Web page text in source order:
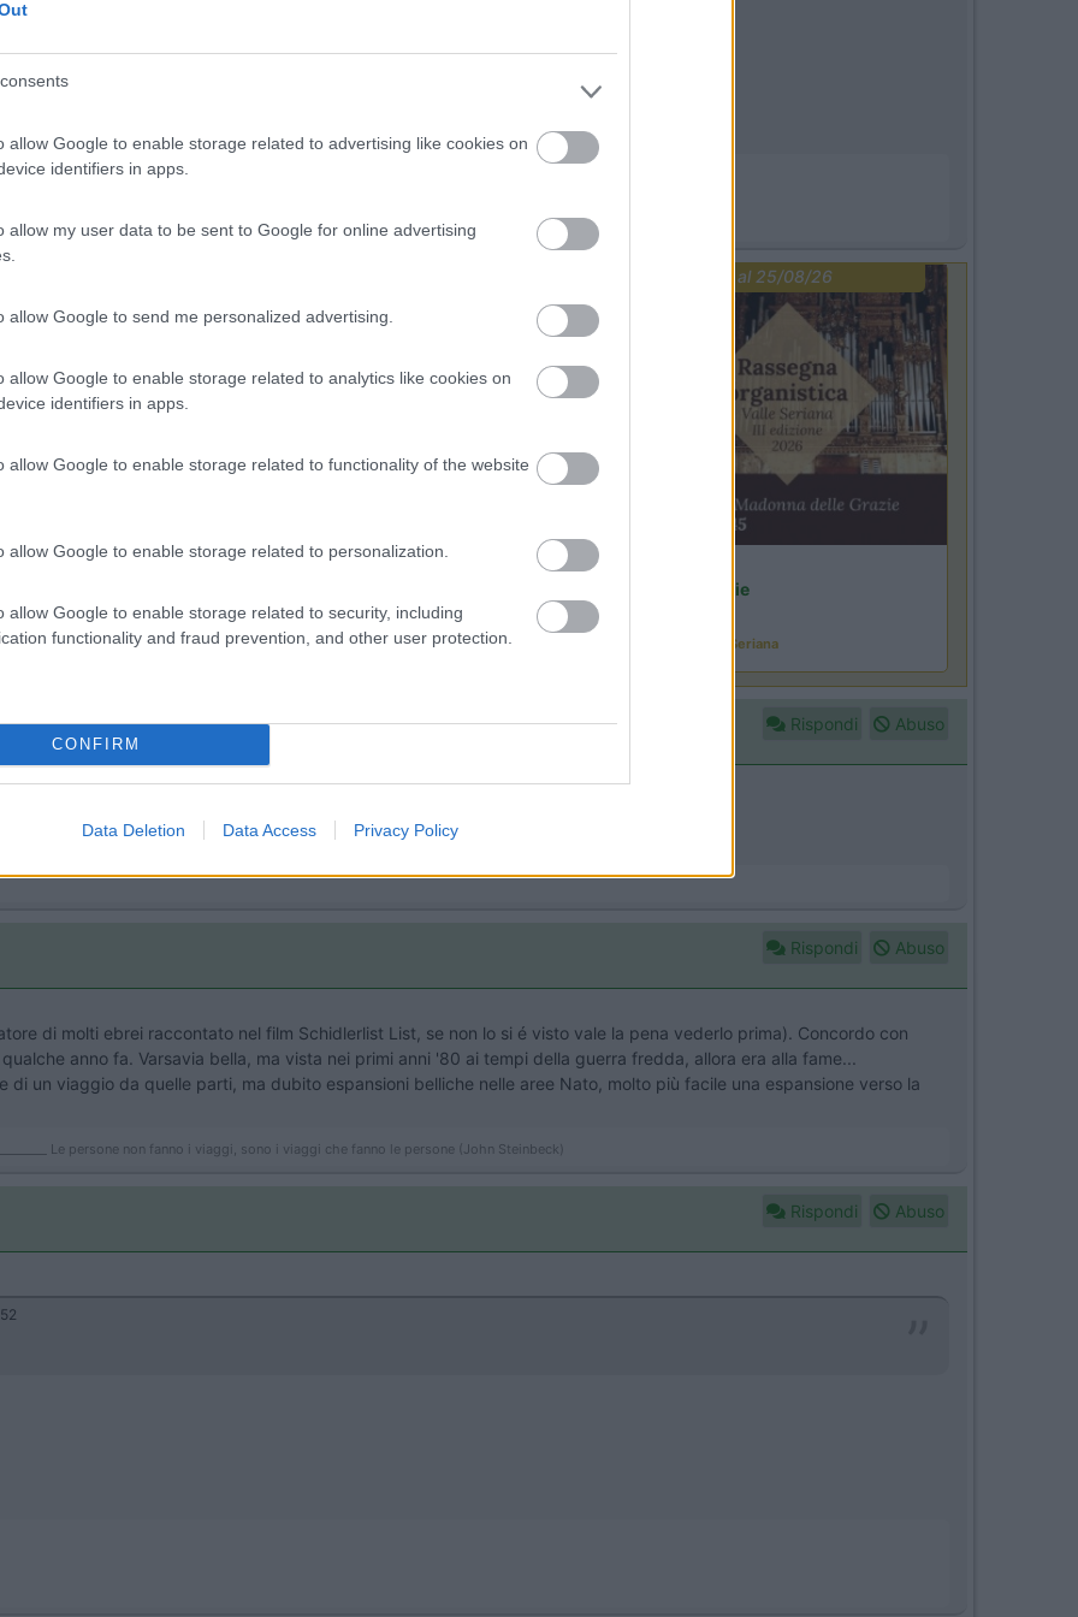
allow Google to enable storage related to advertising like cookies on
identifiers in apps.
allow my user data to be sent to Google for online advertising
allow Google to send me personalized advertising.
allow Google to enable storage related to analytics like cookies on
identifiers in apps.
allow Google to enable storage related to functionality of the website
allow Google to enable storage related to personalization.
allow Google to enable storage related to security, including
functionality and fraud prevention, and other user protection.
CONFIRM
Data Deletion Data Access Privacy Policy
stò prendendo spunti.
e le testimonianze recenti da chi prima di noi, ha fatto lo stesso viaggio.
Lombardia
Ardesio(BG)
Incontri con il teatro
fino al 25/08/26
Lombardia
Area Sosta Camper Orobie
Ardesio
Rassegna organistica della val Seriana
Rispondi Abuso
Rispondi Abuso
di molti ebrei raccontato nel film Schidlerlist List, se non lo si é visto vale la pena vederlo prima). Concordo con
anno fa. Varsavia bella, ma vista nei primi anni '80 ai tempi della guerra fredda, allora era alla fame...
di un viaggio da quelle parti, ma dubito espansioni belliche nelle aree Nato, molto più facile una espansione verso la
Le persone non fanno i viaggi, sono i viaggi che fanno le persone (John Steinbeck)
Rispondi Abuso